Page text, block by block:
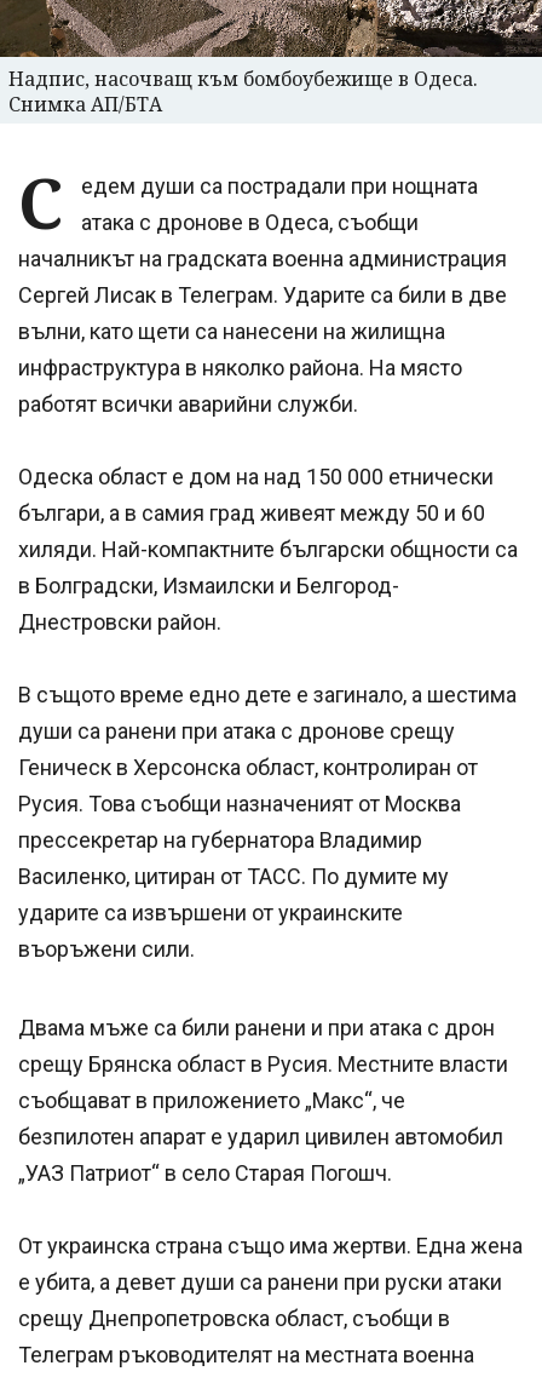
Надпис, насочващ към бомбоубежище в Одеса.
Снимка АП/БТА
С
едем души са пострадали при нощната
атака с дронове в Одеса, съобщи
началникът на градската военна администрация
Сергей Лисак в Телеграм. Ударите са били в две
вълни, като щети са нанесени на жилищна
инфраструктура в няколко района. На място
работят всички аварийни служби.
Одеска област е дом на над 150 000 етнически
българи, а в самия град живеят между 50 и 60
хиляди. Най-компактните български общности са
в Болградски, Измаилски и Белгород-
Днестровски район.
В същото време едно дете е загинало, а шестима
души са ранени при атака с дронове срещу
Геническ в Херсонска област, контролиран от
Русия. Това съобщи назначеният от Москва
прессекретар на губернатора Владимир
Василенко, цитиран от ТАСС. По думите му
ударите са извършени от украинските
въоръжени сили.
Двама мъже са били ранени и при атака с дрон
срещу Брянска област в Русия. Местните власти
съобщават в приложението „Макс“, че
безпилотен апарат е ударил цивилен автомобил
„УАЗ Патриот“ в село Старая Погошч.
От украинска страна също има жертви. Една жена
е убита, а девет души са ранени при руски атаки
срещу Днепропетровска област, съобщи в
Телеграм ръководителят на местната военна